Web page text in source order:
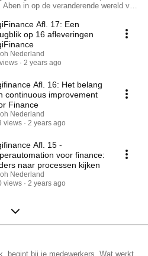
in op de veranderende wereld van
En hoe laat je technologie
de podcasts, doe
de praktijkervaringen van
Afl. 17: Een
op 16 afleveringen
Nederland
2 years ago
Afl. 16: Het belang
continuous improvement
Finance
Nederland
views
2 years ago
Afl. 15 -
voor finance:
naar processen kijken
Nederland
views
2 years ago
begint bij je medewerkers. Wat werkt